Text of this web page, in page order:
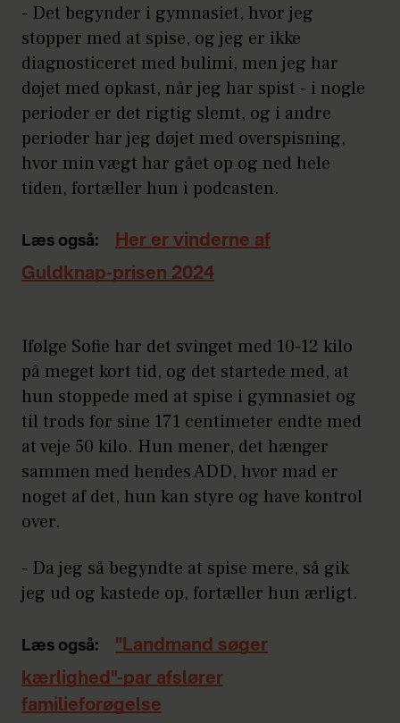
- Det begynder i gymnasiet, hvor jeg
stopper med at spise, og jeg er ikke
diagnosticeret med bulimi, men jeg har
døjet med opkast, når jeg har spist - i nogle
perioder er det rigtig slemt, og i andre
perioder har jeg døjet med overspisning,
hvor min vægt har gået op og ned hele
tiden, fortæller hun i podcasten.
Læs også:
Her er vinderne af
Guldknap-prisen 2024
Ifølge Sofie har det svinget med 10-12 kilo
på meget kort tid, og det startede med, at
hun stoppede med at spise i gymnasiet og
til trods for sine 171 centimeter endte med
at veje 50 kilo. Hun mener, det hænger
sammen med hendes ADD, hvor mad er
noget af det, hun kan styre og have kontrol
over.
- Da jeg så begyndte at spise mere, så gik
jeg ud og kastede op, fortæller hun ærligt.
Læs også:
"Landmand søger
kærlighed"-par afslører
familieforøgelse